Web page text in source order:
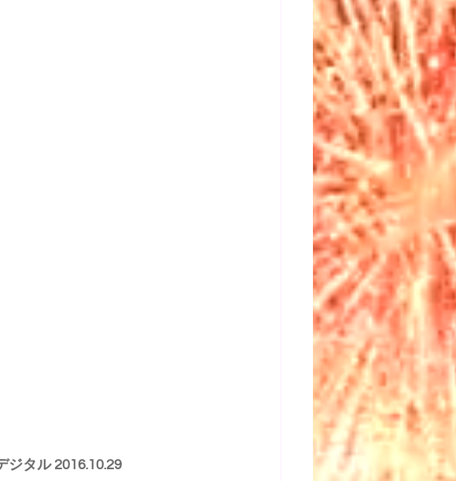
ジタル 2016.10.29